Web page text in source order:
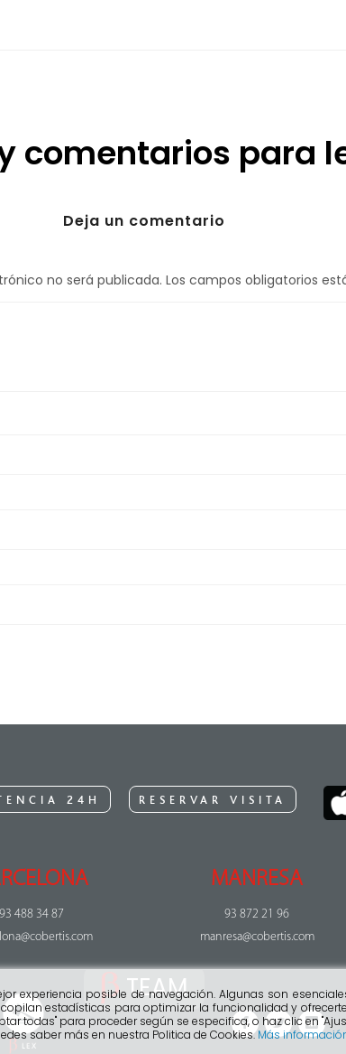
comentarios para
Deja un comentario
no será publicada. Los campos obligatorios
24H RESERVAR VISITA
93 488 34 87
MANRESA
93 872 21 96
manresa@cobertis.com
TEAM
experiencia posible de navegación. Algunas son
estadísticas para optimizar la funcionalidad y
todas" para proceder según se especifica, o haz clic en
saber más en nuestra Politica de Cookies.Más